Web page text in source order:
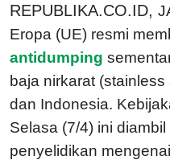
REPUBLIKA.CO.ID,
Eropa (UE) resmi
antidumping
baja nirkarat
dan Indonesia.
Selasa (7/4) ini
penyelidikan